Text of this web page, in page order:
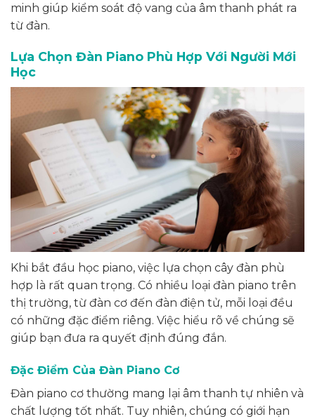
minh giúp kiểm soát độ vang của âm thanh phát ra
từ đàn.
Lựa Chọn Đàn Piano Phù Hợp Với Người Mới
Học
Khi bắt đầu học piano, việc lựa chọn cây đàn phù
hợp là rất quan trọng. Có nhiều loại đàn piano trên
thị trường, từ đàn cơ đến đàn điện tử, mỗi loại đều
có những đặc điểm riêng. Việc hiểu rõ về chúng sẽ
giúp bạn đưa ra quyết định đúng đắn.
Đặc Điểm Của Đàn Piano Cơ
Đàn piano cơ thường mang lại âm thanh tự nhiên và
chất lượng tốt nhất. Tuy nhiên, chúng có giới hạn